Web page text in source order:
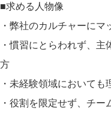
■求める人物像
・弊社のカルチャーに
・慣習にとらわれず、
方
・未経験領域において
・役割を限定せず、チ